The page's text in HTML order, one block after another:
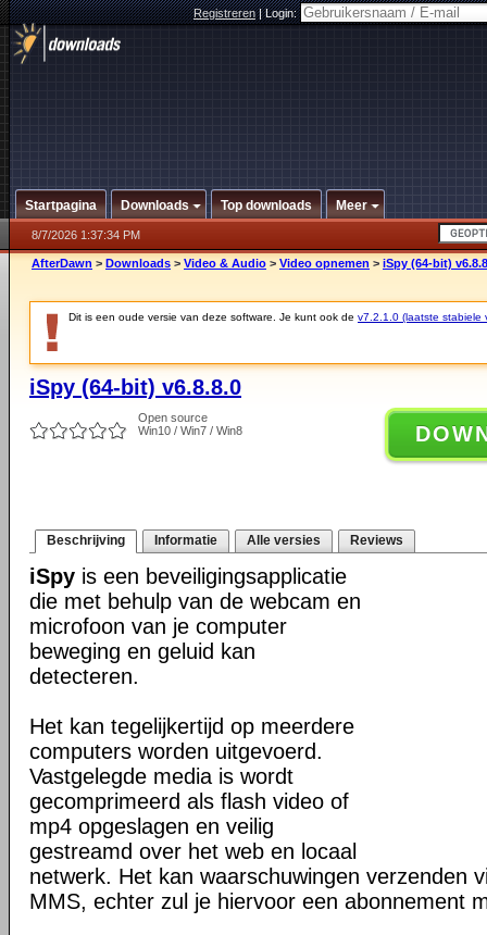
Registreren|Login:
Startpagina Downloads Top downloads Meer
8/7/2026 1:37:34 PM
AfterDawn > Downloads > Video & Audio > Video opnemen > iSpy (64-bit)
Dit is een oude versie van deze software. Je kunt ook de v7.2.1.0 (laatste stabiele
iSpy (64-bit) v6.8.8.0
Open source
Win10 / Win7 / Win8
Beschrijving Informatie Alle versies Reviews
iSpy is een beveiligingsapplicatie
die met behulp van de webcam en
microfoon van je computer
beweging en geluid kan
detecteren.
Het kan tegelijkertijd op meerdere
computers worden uitgevoerd.
Vastgelegde media is wordt
gecomprimeerd als flash video of
mp4 opgeslagen en veilig
gestreamd over het web en locaal
netwerk. Het kan waarschuwingen verzenden
MMS, echter zul je hiervoor een abonnement